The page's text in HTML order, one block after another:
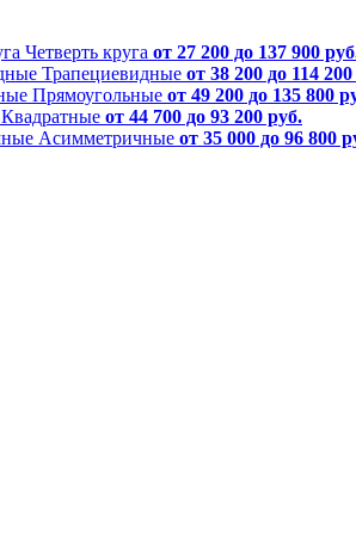
Четверть круга от 27 200 до 137 900
Трапециевидные от 38 200 до 114
Прямоугольные от 49 200 до 135 800
Квадратные от 44 700 до 93 200 руб.
Асимметричные от 35 000 до 96 800